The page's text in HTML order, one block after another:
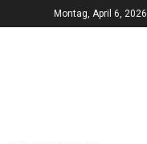
Montag, April 6, 2026